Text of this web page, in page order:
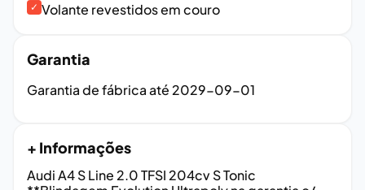
✓ Volante revestidos em couro
Garantia
Garantia de fábrica até 2029-09-01
+ Informações
Audi A4 S Line 2.0 TFSI 204cv S Tonic